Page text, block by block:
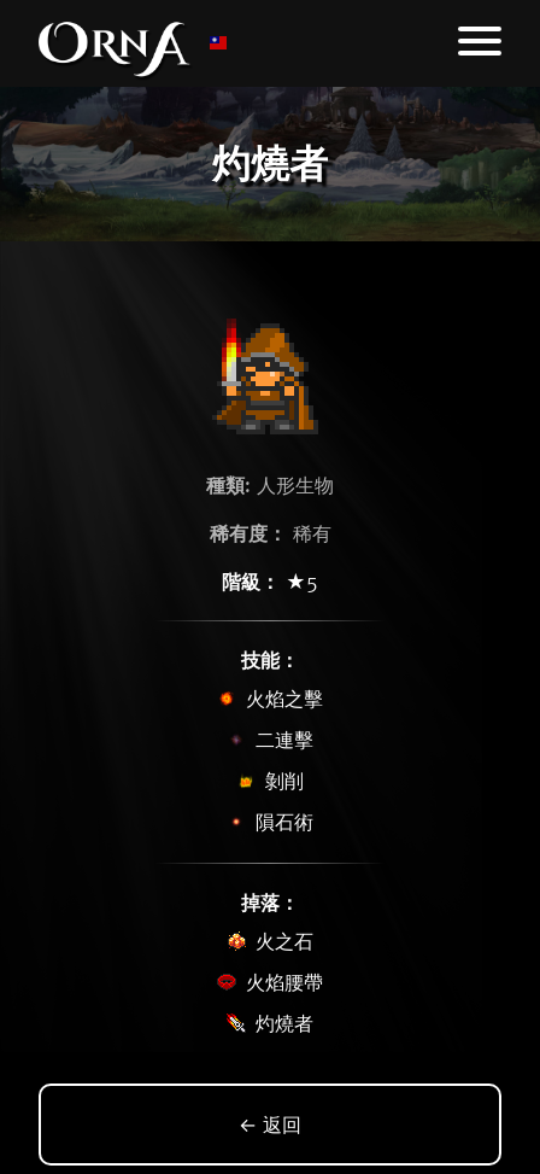
灼燒者
種類: 人形生物
稀有度： 稀有
階級：
★5
技能：
火焰之擊
二連擊
剝削
隕石術
掉落：
火之石
火焰腰帶
灼燒者
← 返回